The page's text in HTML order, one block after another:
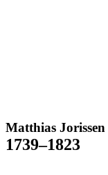
Matthias Jorissen
1739–1823